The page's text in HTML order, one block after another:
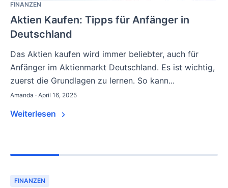
FINANZEN
Aktien Kaufen: Tipps für Anfänger in
Deutschland
Das Aktien kaufen wird immer beliebter, auch für
Anfänger im Aktienmarkt Deutschland. Es ist wichtig,
zuerst die Grundlagen zu lernen. So kann...
Amanda · April 16, 2025
Weiterlesen
FINANZEN